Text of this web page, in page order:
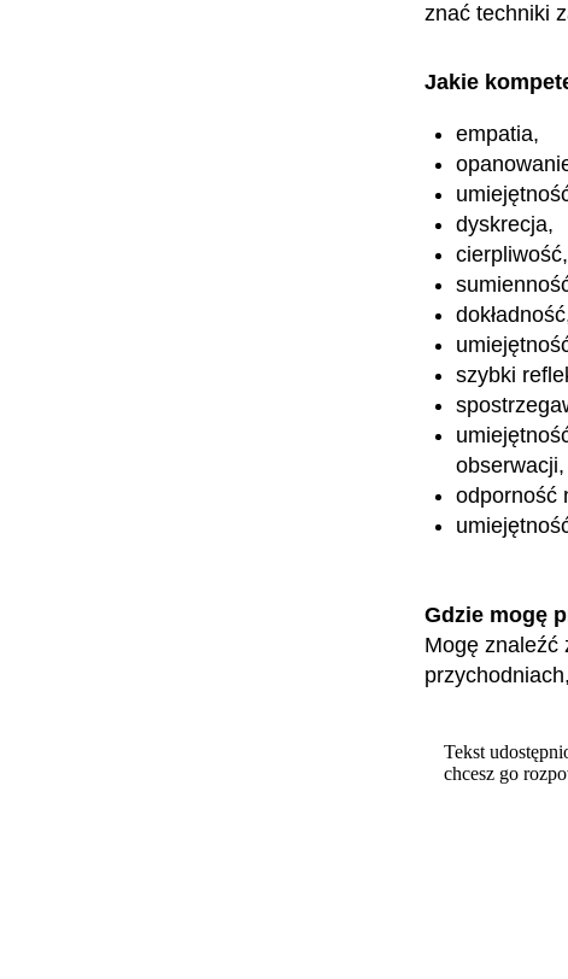
znać techniki
Jakie
empatia,
dyskrecja,
cierpliwość,
szybki
obserwacji,
odporność
Gdzie mogę
Mogę znaleźć
Tekst
chcesz go